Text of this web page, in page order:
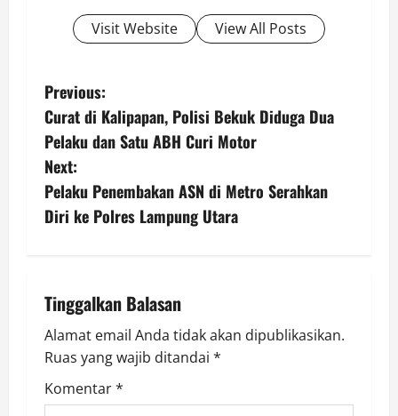
Visit Website View All Posts
P
o
s
t
v
i
g
Previous:
Curat di Kalipapan, Polisi Bekuk Diduga Dua
Pelaku dan Satu ABH Curi Motor
Next:
Pelaku Penembakan ASN di Metro Serahkan
Diri ke Polres Lampung Utara
Tinggalkan Balasan
Alamat email Anda tidak akan dipublikasikan.
Ruas yang wajib ditandai *
Komentar*